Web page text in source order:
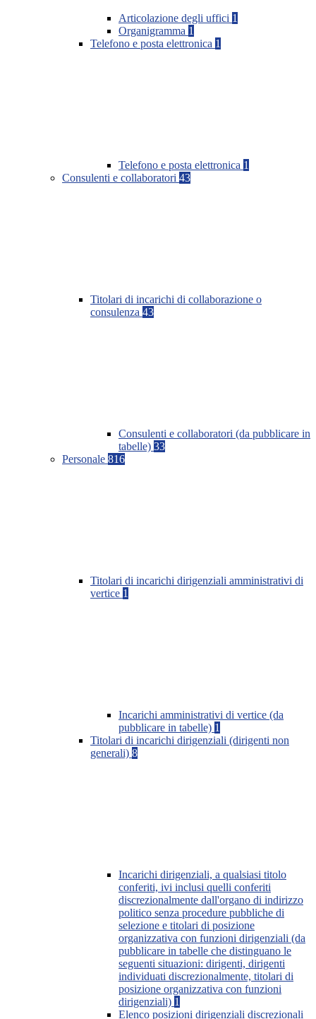
Articolazione degli uffici 1
Organigramma 1
Telefono e posta elettronica 1
Telefono e posta elettronica 1
Consulenti e collaboratori 43
Titolari di incarichi di collaborazione o
consulenza 43
Consulenti e collaboratori (da pubblicare in
tabelle) 33
Personale 816
Titolari di incarichi dirigenziali amministrativi di
vertice 1
Incarichi amministrativi di vertice (da
pubblicare in tabelle) 1
Titolari di incarichi dirigenziali (dirigenti non
generali) 8
Incarichi dirigenziali, a qualsiasi titolo
conferiti, ivi inclusi quelli conferiti
discrezionalmente dall'organo di indirizzo
politico senza procedure pubbliche di
selezione e titolari di posizione
organizzativa con funzioni dirigenziali (da
pubblicare in tabelle che distinguano le
seguenti situazioni: dirigenti, dirigenti
individuati discrezionalmente, titolari di
posizione organizzativa con funzioni
dirigenziali) 1
Elenco posizioni dirigenziali discrezionali